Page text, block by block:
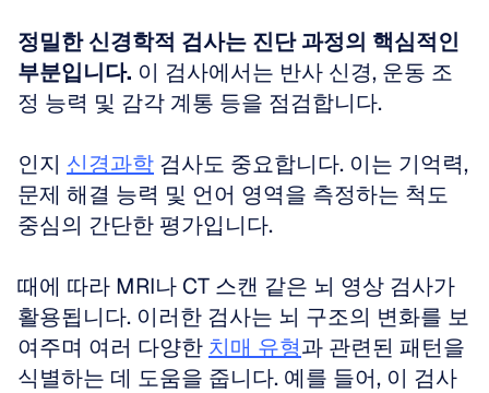
정밀한 신경학적 검사는 진단 과정의 핵심적인
부분입니다. 이 검사에서는 반사 신경, 운동 조
정 능력 및 감각 계통 등을 점검합니다.
인지 신경과학 검사도 중요합니다. 이는 기억력,
문제 해결 능력 및 언어 영역을 측정하는 척도
중심의 간단한 평가입니다.
때에 따라 MRI나 CT 스캔 같은 뇌 영상 검사가
활용됩니다. 이러한 검사는 뇌 구조의 변화를 보
여주며 여러 다양한 치매 유형과 관련된 패턴을
식별하는 데 도움을 줍니다. 예를 들어, 이 검사